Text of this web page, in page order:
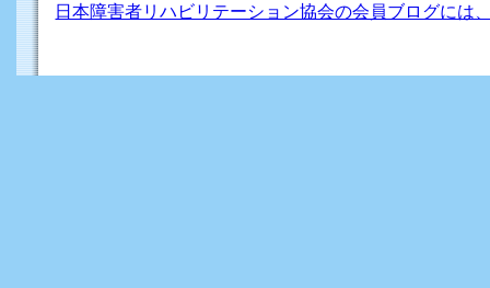
日本障害者リハビリテーション協会の会員ブログには